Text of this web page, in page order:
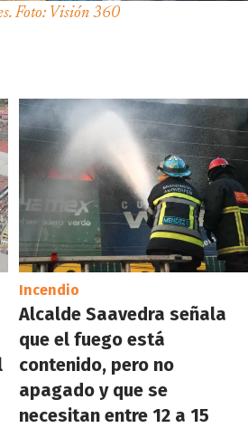
Foto: Visión 360
Incendio
Alcalde Saavedra señala
que el fuego está
contenido, pero no
apagado y que se
necesitan entre 12 a 15